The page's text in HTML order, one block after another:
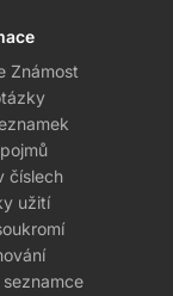
Známost
číslech
užití